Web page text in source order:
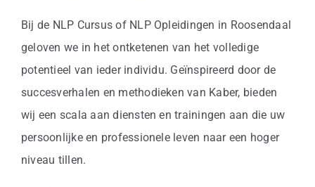
Bij de NLP Cursus of NLP Opleidingen in Roosendaal
geloven we in het ontketenen van het volledige
potentieel van ieder individu. Geïnspireerd door de
succesverhalen en methodieken van Kaber, bieden
wij een scala aan diensten en trainingen aan die uw
persoonlijke en professionele leven naar een hoger
niveau tillen.